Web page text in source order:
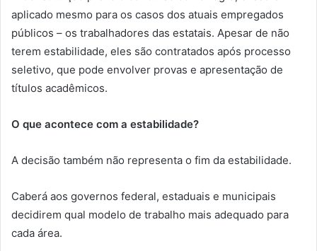
aplicado mesmo para os casos dos atuais empregados
públicos – os trabalhadores das estatais. Apesar de não
terem estabilidade, eles são contratados após processo
seletivo, que pode envolver provas e apresentação de
títulos acadêmicos.
O que acontece com a estabilidade?
A decisão também não representa o fim da estabilidade.
Caberá aos governos federal, estaduais e municipais
decidirem qual modelo de trabalho mais adequado para
cada área.